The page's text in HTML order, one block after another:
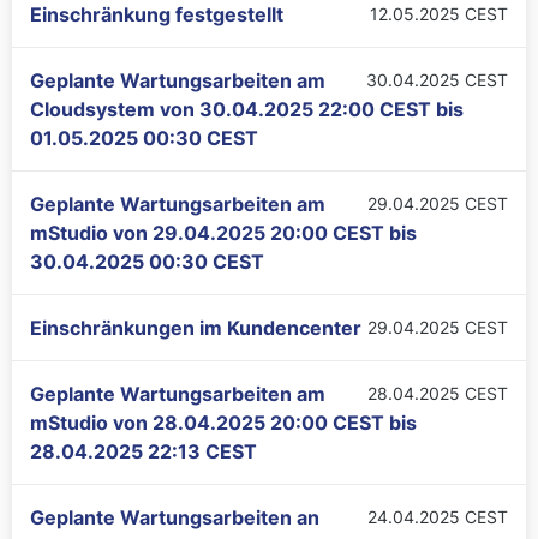
12.05.2025 CEST
Einschränkung festgestellt
30.04.2025 CEST
Geplante Wartungsarbeiten am
Cloudsystem von 30.04.2025 22:00 CEST bis
01.05.2025 00:30 CEST
29.04.2025 CEST
Geplante Wartungsarbeiten am
mStudio von 29.04.2025 20:00 CEST bis
30.04.2025 00:30 CEST
29.04.2025 CEST
Einschränkungen im Kundencenter
28.04.2025 CEST
Geplante Wartungsarbeiten am
mStudio von 28.04.2025 20:00 CEST bis
28.04.2025 22:13 CEST
24.04.2025 CEST
Geplante Wartungsarbeiten an